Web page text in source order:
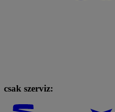
csak szerviz: